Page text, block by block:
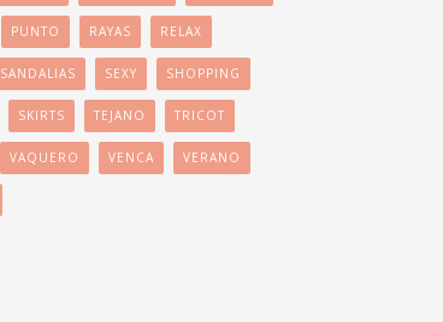
PUNTO RAYAS RELAX
SANDALIAS SEXY SHOPPING
SKIRTS TEJANO TRICOT
VAQUERO VENCA VERANO